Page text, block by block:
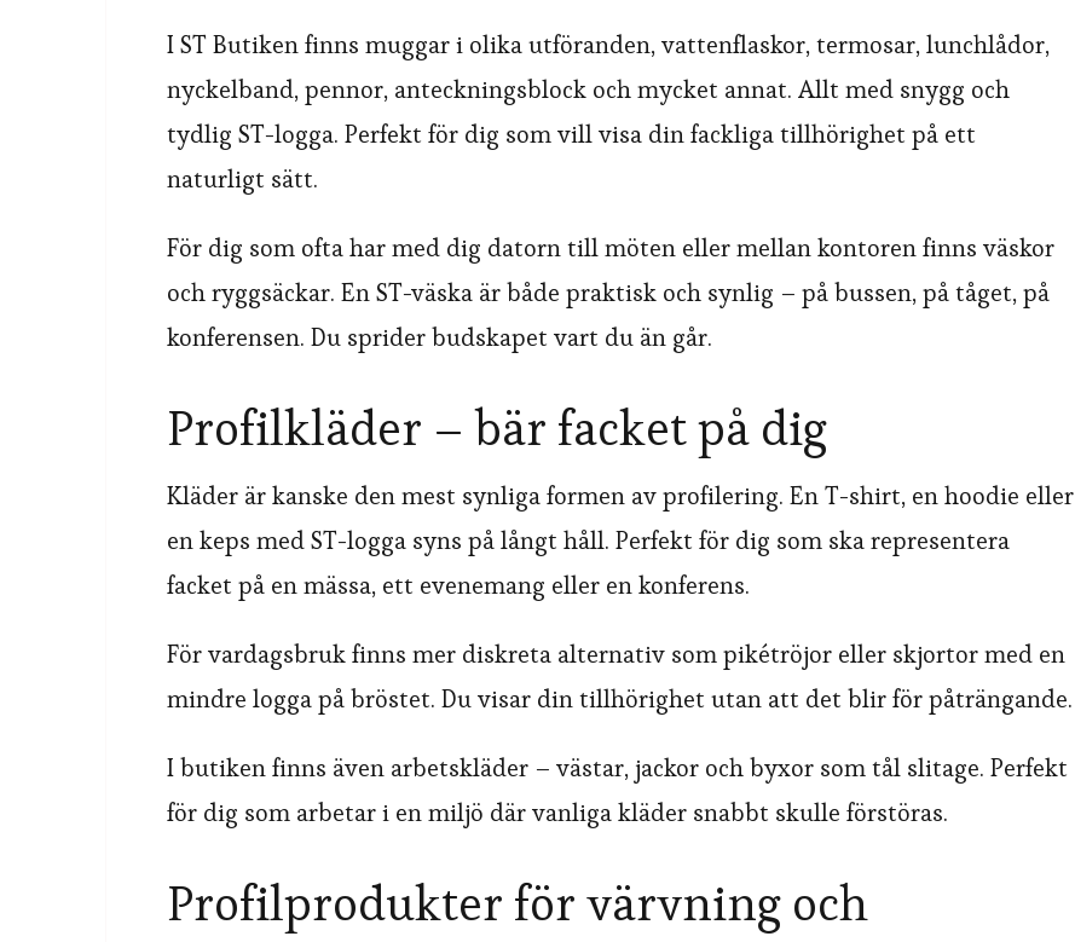
I ST Butiken finns muggar i olika utföranden, vattenflaskor, termosar, lunchlådor,
nyckelband, pennor, anteckningsblock och mycket annat. Allt med snygg och
tydlig ST-logga. Perfekt för dig som vill visa din fackliga tillhörighet på ett
naturligt sätt.
För dig som ofta har med dig datorn till möten eller mellan kontoren finns väskor
och ryggsäckar. En ST-väska är både praktisk och synlig – på bussen, på tåget, på
konferensen. Du sprider budskapet vart du än går.
Profilkläder – bär facket på dig
Kläder är kanske den mest synliga formen av profilering. En T-shirt, en hoodie eller
en keps med ST-logga syns på långt håll. Perfekt för dig som ska representera
facket på en mässa, ett evenemang eller en konferens.
För vardagsbruk finns mer diskreta alternativ som pikétröjor eller skjortor med en
mindre logga på bröstet. Du visar din tillhörighet utan att det blir för påträngande.
I butiken finns även arbetskläder – västar, jackor och byxor som tål slitage. Perfekt
för dig som arbetar i en miljö där vanliga kläder snabbt skulle förstöras.
Profilprodukter för värvning och